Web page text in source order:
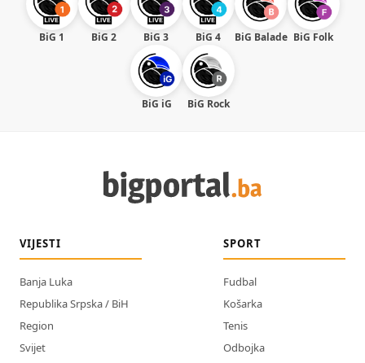
BiG 1 BiG 2 BiG 3 BiG 4 BiG Balade BiG Folk
BiG iG BiG Rock
VIJESTI
Banja Luka
Republika Srpska / BiH
Region
Svijet
SPORT
Fudbal
Košarka
Tenis
Odbojka